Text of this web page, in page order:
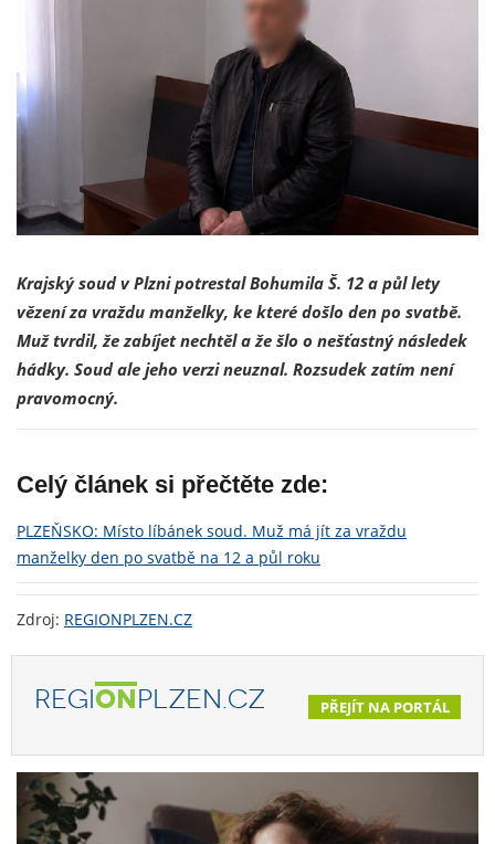
Krajský soud v Plzni potrestal Bohumila Š. 12 a půl lety
vězení za vraždu manželky, ke které došlo den po svatbě.
Muž tvrdil, že zabíjet nechtěl a že šlo o nešťastný následek
hádky. Soud ale jeho verzi neuznal. Rozsudek zatím není
pravomocný.
Celý článek si přečtěte zde:
PLZEŇSKO: Místo líbánek soud. Muž má jít za vraždu
manželky den po svatbě na 12 a půl roku
Zdroj: REGIONPLZEN.CZ
REGIONPLZEN.CZ PŘEJÍT NA PORTÁL